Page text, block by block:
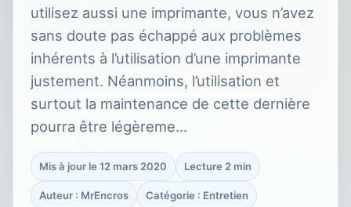
utilisez aussi une imprimante, vous n’avez
sans doute pas échappé aux problèmes
inhérents à l’utilisation d’une imprimante
justement. Néanmoins, l’utilisation et
surtout la maintenance de cette dernière
pourra être légèreme…
Mis à jour le 12 mars 2020 Lecture 2 min
Auteur : MrEncros Catégorie : Entretien